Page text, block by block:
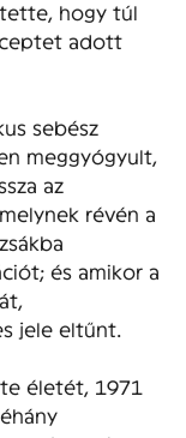
hogy túl
adott
sebész
meggyógyult,
az
révén a
és amikor a
jele eltűnt.
életét, 1971